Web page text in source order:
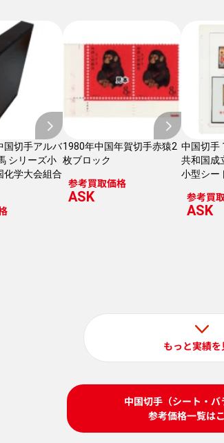
国切手アルバ
シリーズ小
化学大会組合
1980年中国年賀切手赤猿2
枚ブロック
参考買取価格
ASK
中国切手
共和国成
小型シー
参考買
ASK
もっと実績を
中国切手（シート・バ
参考価格一覧は